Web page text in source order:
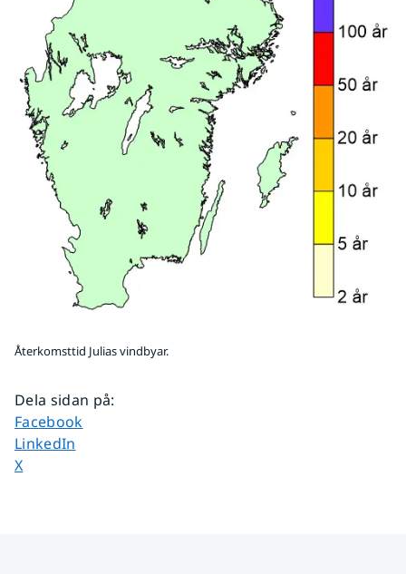
Återkomsttid Julias vindbyar.
Dela sidan på:
Dela sidan på
Facebook
Dela sidan på
LinkedIn
Dela sidan på
X